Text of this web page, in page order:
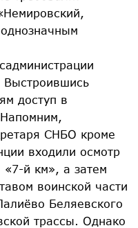
Выстроившись
доступ в
СНБО кроме
входили осмотр
«7-й км», а затем
воинской части
Беляевского
трассы. Однако